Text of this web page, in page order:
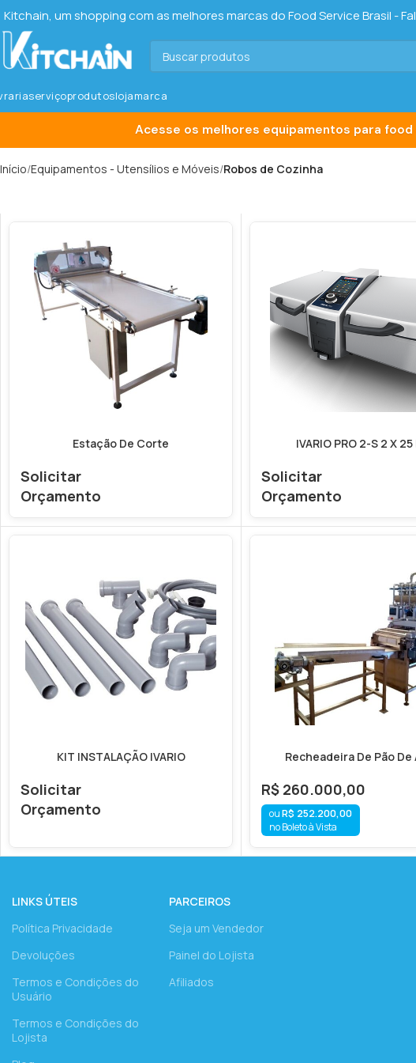
Kitchain, um shopping com as melhores marcas do Food Service Brasil -
serviçoprodutoslojamarca
Início Equipamentos - Utensílios e Móveis Robos de Cozinha
Estação De Corte
Solicitar
Orçamento
IVARIO PRO 2-S 2 X 25
Solicitar
Orçamento
KIT INSTALAÇÃO IVARIO
Solicitar
Orçamento
Recheadeira De Pão De
R$ 260.000,00
R$ 252.200,00
no Boleto à Vista
LINKS ÚTEIS
Política Privacidade
Devoluções
Termos e Condições do
Usuário
Termos e Condições do
Lojista
PARCEIROS
Seja um Vendedor
Painel do Lojista
Afiliados
Acesse os melhores equipamentos para